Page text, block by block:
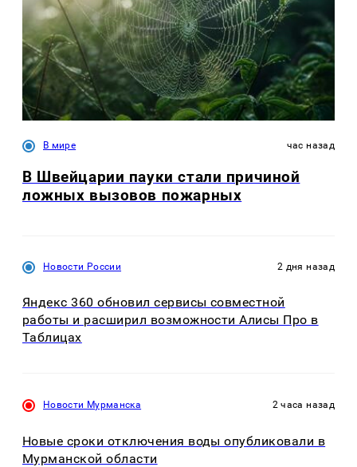
В мире час назад
В Швейцарии пауки стали причиной
ложных вызовов пожарных
Новости России 2 дня назад
Яндекс 360 обновил сервисы совместной
работы и расширил возможности Алисы Про в
Таблицах
Новости Мурманска 2 часа назад
Новые сроки отключения воды опубликовали в
Мурманской области